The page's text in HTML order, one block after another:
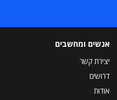
אנשים ומחשבים
יצירת קשר
דרושים
אודות